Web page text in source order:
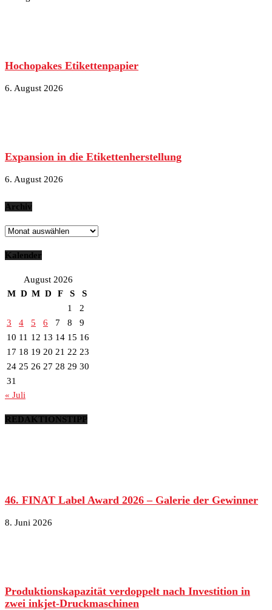
Hochopakes Etikettenpapier
6. August 2026
Expansion in die Etikettenherstellung
6. August 2026
Archiv
Archiv
Kalender
August 2026
M D M D F S
S
1
2
3
4 5 6 7 8
9
10 11 12 13 14 15 16
17 18 19 20 21 22 23
24 25 26 27 28 29 30
31
« Juli
REDAKTIONSTIPP
46. FINAT Label Award 2026 – Galerie der Gewinner
8. Juni 2026
Produktionskapazität verdoppelt nach Investition in
zwei inkjet-Druckmaschinen